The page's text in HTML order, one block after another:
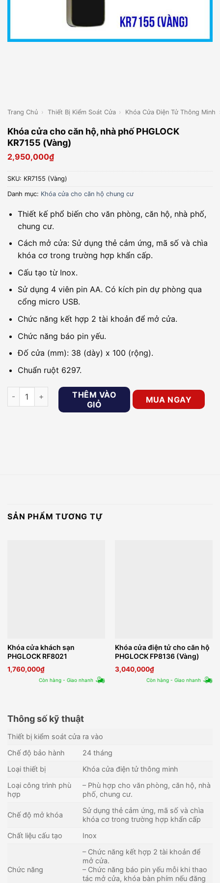
Trang Chủ › Thiết Bị Kiểm Soát Cửa › Khóa Cửa Điện Tử Thông Minh
Khóa cửa cho căn hộ, nhà phố PHGLOCK
KR7155 (Vàng)
2,950,000₫
SKU: KR7155 (Vàng)
Danh mục: Khóa cửa cho căn hộ chung cư
Thiết kế phổ biến cho văn phòng, căn hộ, nhà phố,
chung cư.
Cách mở cửa: Sử dụng thẻ cảm ứng, mã số và chìa
khóa cơ trong trường hợp khẩn cấp.
Cấu tạo từ Inox.
Sử dụng 4 viên pin AA. Có kích pin dự phòng qua
cổng micro USB.
Chức năng kết hợp 2 tài khoản để mở cửa.
Chức năng báo pin yếu.
Đố cửa (mm): 38 (dày) x 100 (rộng).
Chuẩn ruột 6297.
Khóa cửa cho căn hộ, nhà phố PHGLOCK KR7155 (Vàng) số
THÊM VÀO
GIỎ
MUA NGAY
SẢN PHẨM TƯƠNG TỰ
Khóa cửa khách sạn
PHGLOCK RF8021
1,760,000₫
Còn hàng - Giao nhanh
Khóa cửa điện tử cho căn hộ
PHGLOCK FP8136 (Vàng)
3,040,000₫
Còn hàng - Giao nhanh
Thông số kỹ thuật
Thiết bị kiểm soát cửa ra vào
Chế độ bảo hành
24 tháng
Loại thiết bị
Khóa cửa điện tử thông minh
Loại công trình phù
hợp
– Phù hợp cho văn phòng, căn hộ, nhà
phố, chung cư.
Chế độ mở khóa
Sử dụng thẻ cảm ứng, mã số và chìa
khóa cơ trong trường hợp khẩn cấp
Chất liệu cấu tạo
Inox
Chức năng
– Chức năng kết hợp 2 tài khoản để
mở cửa.
– Chức năng báo pin yếu mỗi khi thao
tác mở cửa, khóa bàn phím nếu đăng